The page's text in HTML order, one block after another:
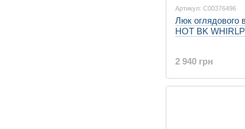
Артикул: C00376496
Люк оглядового
HOT BK
2 940 грн